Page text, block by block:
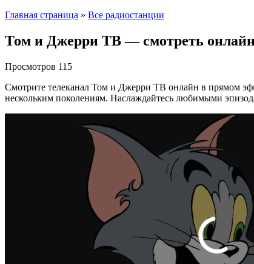
Главная страница » Все радиостанции
Том и Джерри ТВ — смотреть
Просмотров 115
Смотрите телеканал Том и Джерри ТВ онлайн в прямом
нескольким поколениям. Наслаждайтесь любимыми